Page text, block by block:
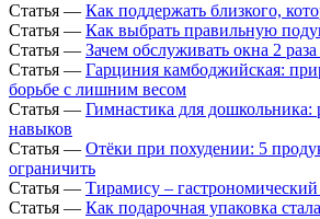
Статья — Как поддержать близкого,
Статья — Как выбрать правильную
Статья — Зачем обслуживать окна 2
Статья — Гарциния камбоджийская:
борьбе с лишним весом
Статья — Гимнастика для дошкольника:
навыков
Статья — Отёки при похудении: 5
ограничить
Статья — Тирамису –
Статья — Как подарочная упаковка